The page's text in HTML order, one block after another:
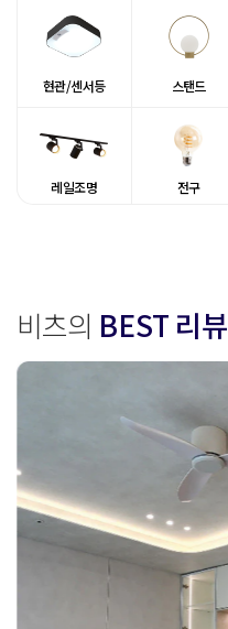
현관/센서등 스탠드
레일조명 전구
비츠의 BEST 리뷰